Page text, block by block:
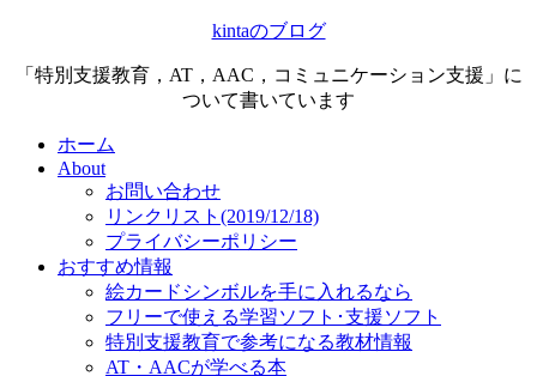
kintaのブログ
「特別支援教育，AT，AAC，コミュニケーション支援」に
ついて書いています
ホーム
About
お問い合わせ
リンクリスト(2019/12/18)
プライバシーポリシー
おすすめ情報
絵カードシンボルを手に入れるなら
フリーで使える学習ソフト･支援ソフト
特別支援教育で参考になる教材情報
AT・AACが学べる本